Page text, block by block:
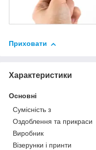
Приховати
Характеристики
Основні
Сумісність з
Оздоблення та прикраси
Виробник
Візерунки і принти